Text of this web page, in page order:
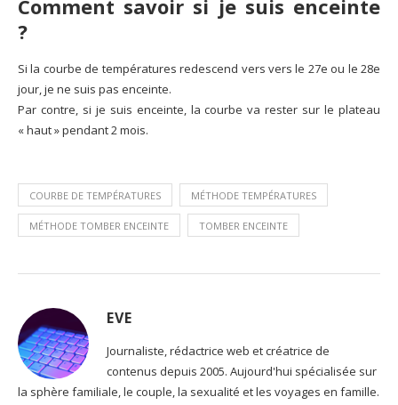
Comment savoir si je suis enceinte
?
Si la courbe de températures redescend vers vers le 27e ou le 28e
jour, je ne suis pas enceinte.
Par contre, si je suis enceinte, la courbe va rester sur le plateau
« haut » pendant 2 mois.
COURBE DE TEMPÉRATURES MÉTHODE TEMPÉRATURES
MÉTHODE TOMBER ENCEINTE TOMBER ENCEINTE
EVE
Journaliste, rédactrice web et créatrice de
contenus depuis 2005. Aujourd'hui spécialisée sur
la sphère familiale, le couple, la sexualité et les voyages en famille.